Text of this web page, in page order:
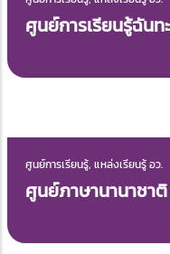
ศูนย์การเรียนรู้, แหล่งเรียนรู้ อว.